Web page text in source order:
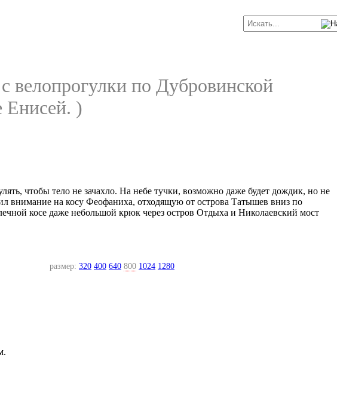
по Дубровинской
Енисей. )
чтобы тело не зачахло. На небе тучки, возможно даже будет дождик, но не
внимание на косу Феофаниха, отходящую от острова Татышев вниз по
косе даже небольшой крюк через остров Отдыха и Николаевский мост
размер: 320 400 640 800 1024 1280